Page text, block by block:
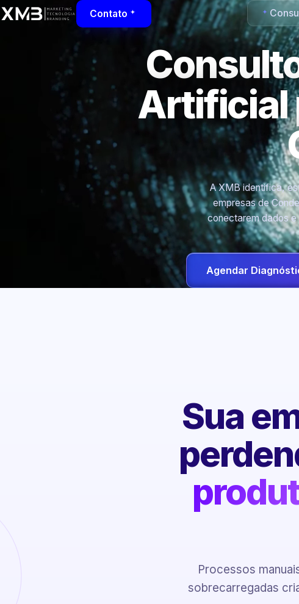
Contato
Artificial
A XMB identifica,
empresas de
conectarem dados
Agendar
Sua
Processos
sobrecarregadas